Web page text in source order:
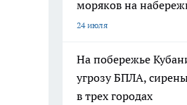
моряков на
24 июля
На побережье
угрозу БПЛА,
в трех городах